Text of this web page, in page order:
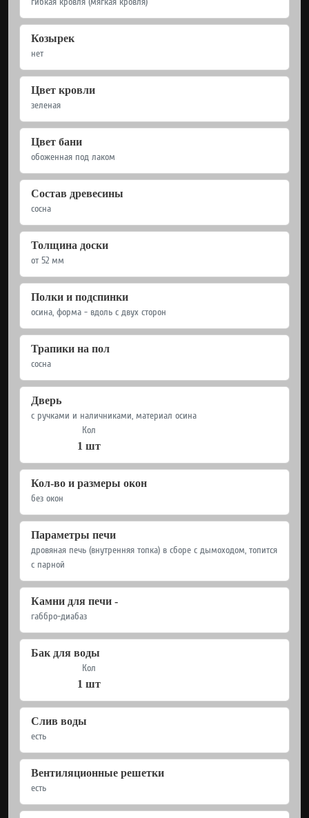
Козырек
нет
Цвет кровли
зеленая
Цвет бани
обоженная под лаком
Состав древесины
сосна
Толщина доски
от 52 мм
Полки и подспинки
осина, форма - вдоль с двух сторон
Трапики на пол
сосна
Дверь
с ручками и наличниками, материал осина
Кол
1 шт
Кол-во и размеры окон
без окон
Параметры печи
дровяная печь (внутренняя топка) в сборе с дымоходом, топится
с парной
Камни для печи -
габбро-диабаз
Бак для воды
Кол
1 шт
Слив воды
есть
Вентиляционные решетки
есть